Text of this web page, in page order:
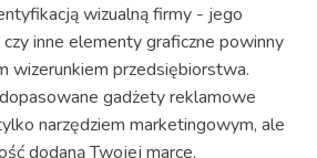
wizualną firmy - jego
inne elementy graficzne powinny
wizerunkiem przedsiębiorstwa.
gadżety reklamowe
narzędziem marketingowym, ale
dodaną Twojej marce.